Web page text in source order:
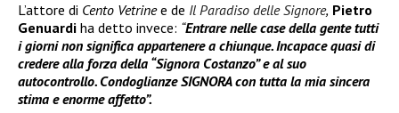
L’attore di Cento Vetrinee de Il Paradiso delle Signore, Pietro
Genuardi ha detto invece: “Entrare nelle case della gente tutti
i giorni non significa appartenere a chiunque. Incapace quasi di
credere alla forza della “Signora Costanzo” e al suo
autocontrollo. Condoglianze SIGNORA con tutta la mia sincera
stima e enorme affetto”.